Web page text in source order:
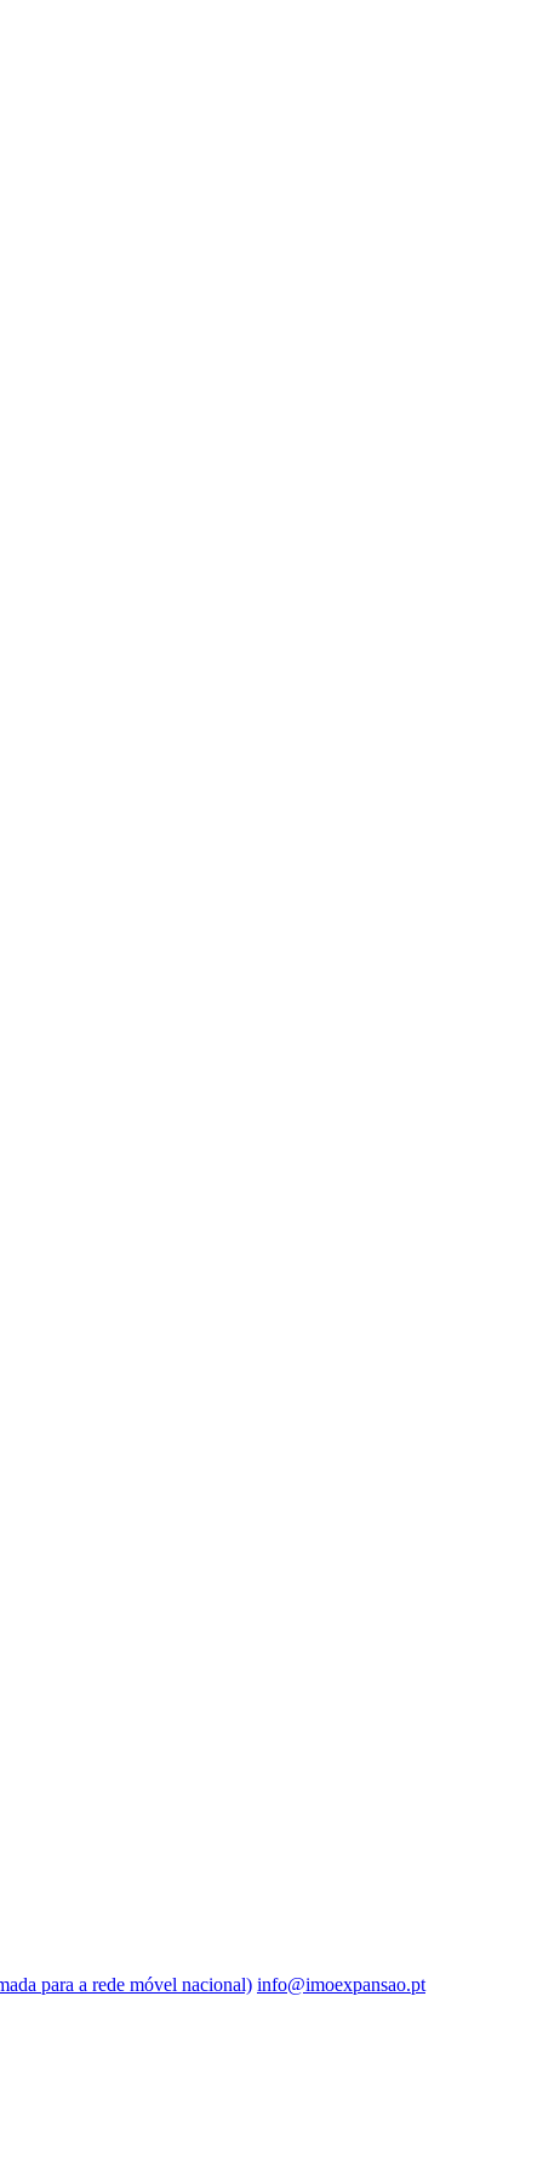
para a rede móvel nacional) info@imoexpansao.pt